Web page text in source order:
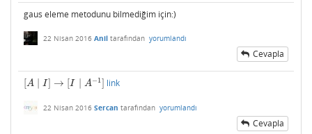
gaus eleme metodunu bilmediğim için:)
22 Nisan 2016 Anil tarafından yorumlandı
Cevapla
[A I] → [I A−1]
A| → I|A −1 link
22 Nisan 2016 Sercan tarafından yorumlandı
Cevapla